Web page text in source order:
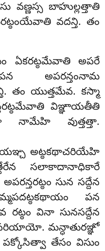
వణ్ణస్స బాహుల్లత్తాతి
వదన్తి. తం
ఏకరట్ఠమేవాతి అపరే
అపరన్తంనామ
తం యుత్తమేవ. కస్మా
విఞ్ఞాయతీతి
నామేహి వుత్తత్తా.
అట్ఠకథాచరియేహి
సలాకాదానాధికారే
సున సద్దేన
పన
రట్ఠం వినా సునసద్దేన
మన్ధాతురఞ్ఞో
పక్కోసిత్వా తేసం విసుం